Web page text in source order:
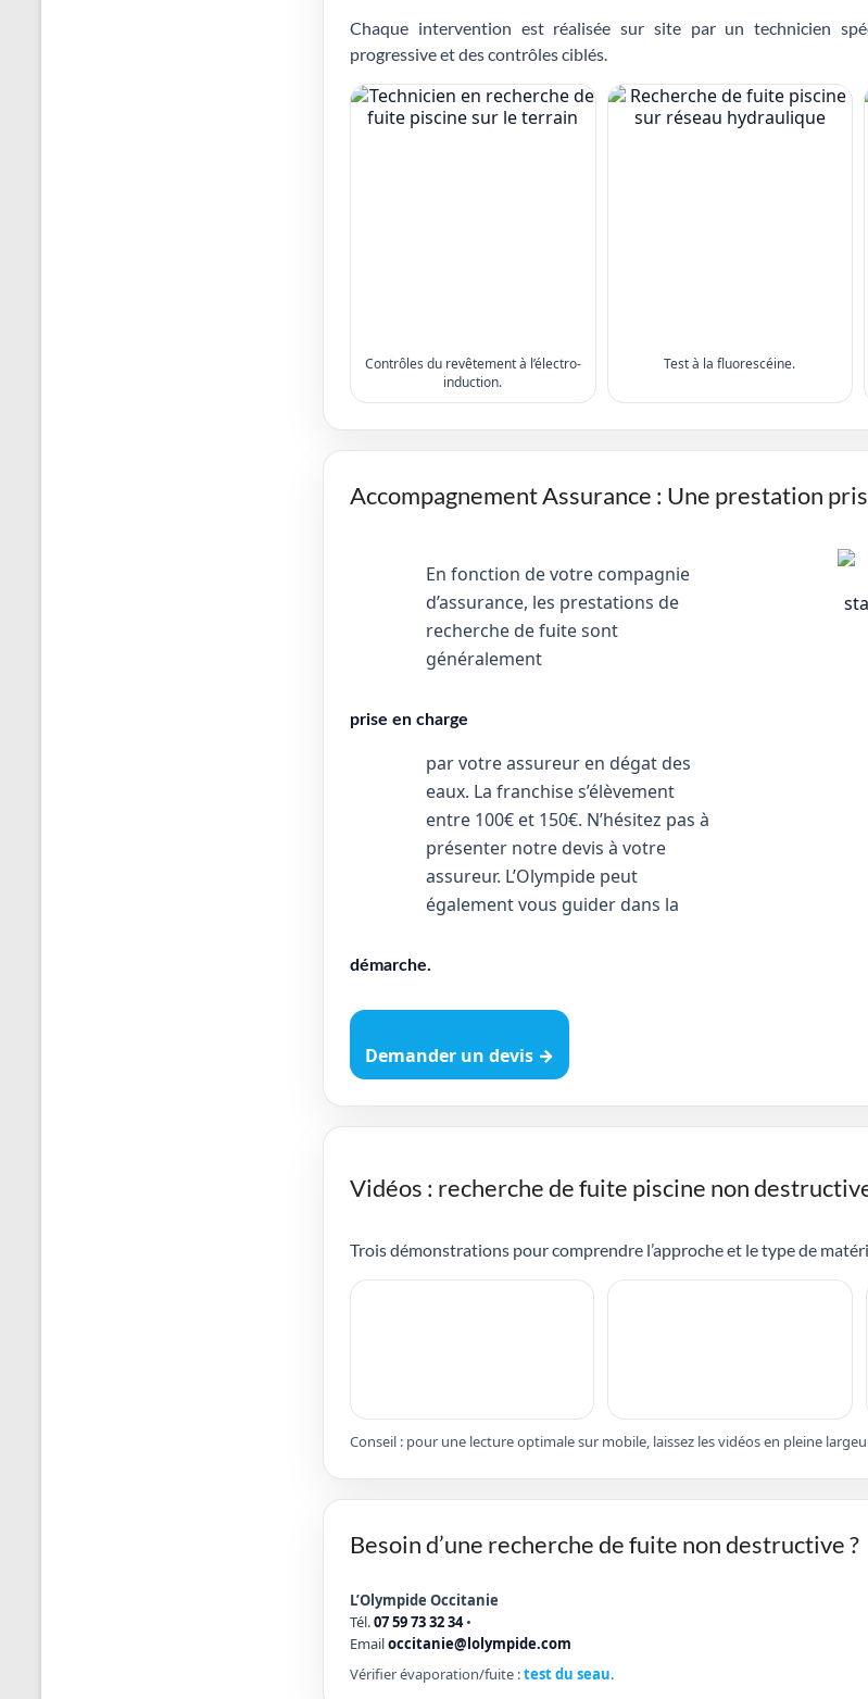
Chaque intervention est réalisée sur site par un technicien
progressive et des contrôles ciblés.
Contrôles du revêtement à l’électro-
induction.
Test à la fluorescéine.
Accompagnement Assurance : Une prestation
En fonction de votre compagnie
d’assurance, les prestations de
recherche de fuite sont
généralement
prise en charge
par votre assureur en dégat des
eaux. La franchise s’élèvement
entre 100€ et 150€. N’hésitez pas à
présenter notre devis à votre
assureur. L’Olympide peut
également vous guider dans la
démarche.
Demander un devis →
Vidéos : recherche de fuite piscine non
Trois démonstrations pour comprendre l’approche et le type de
Conseil : pour une lecture optimale sur mobile, laissez les vidéos en pleine
Besoin d’une recherche de fuite non destructive ?
L’Olympide Occitanie
Tél.07 59 73 32 34•
Emailoccitanie@lolympide.com
Vérifier évaporation/fuite :test du seau.